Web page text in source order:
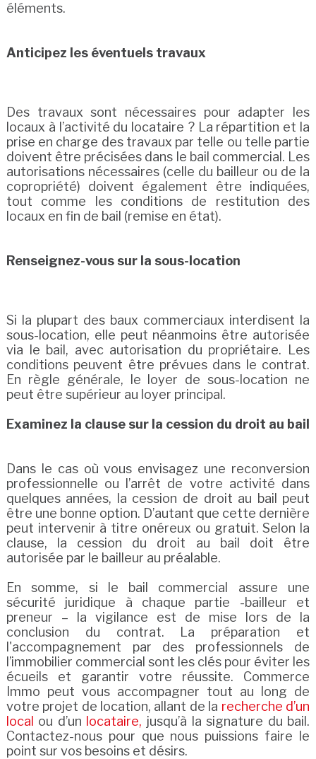
éléments.
Anticipez les éventuels travaux
Des travaux sont nécessaires pour adapter les
locaux à l’activité du locataire ? La répartition et la
prise en charge des travaux par telle ou telle partie
doivent être précisées dans le bail commercial. Les
autorisations nécessaires (celle du bailleur ou de la
copropriété) doivent également être indiquées,
tout comme les conditions de restitution des
locaux en fin de bail (remise en état).
Renseignez-vous sur la sous-location
Si la plupart des baux commerciaux interdisent la
sous-location, elle peut néanmoins être autorisée
via le bail, avec autorisation du propriétaire. Les
conditions peuvent être prévues dans le contrat.
En règle générale, le loyer de sous-location ne
peut être supérieur au loyer principal.
Examinez la clause sur la cession du droit au bail
Dans le cas où vous envisagez une reconversion
professionnelle ou l’arrêt de votre activité dans
quelques années, la cession de droit au bail peut
être une bonne option. D’autant que cette dernière
peut intervenir à titre onéreux ou gratuit. Selon la
clause, la cession du droit au bail doit être
autorisée par le bailleur au préalable.
En somme, si le bail commercial assure une
sécurité juridique à chaque partie -bailleur et
preneur – la vigilance est de mise lors de la
conclusion du contrat. La préparation et
l'accompagnement par des professionnels de
l’immobilier commercial sont les clés pour éviter les
écueils et garantir votre réussite. Commerce
Immo peut vous accompagner tout au long de
votre projet de location, allant de la recherche d’un
local ou d’un locataire, jusqu’à la signature du bail.
Contactez-nous pour que nous puissions faire le
point sur vos besoins et désirs.